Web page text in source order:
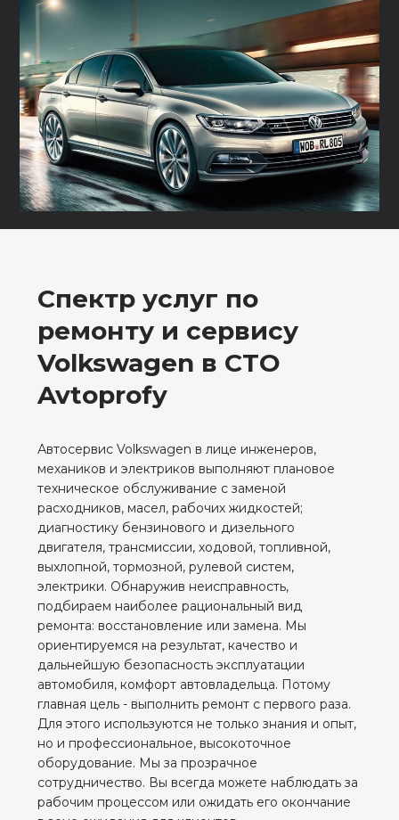
Спектр услуг по
ремонту и сервису
Volkswagen в СТО
Avtoprofy
Автосервис Volkswagen в лице инженеров,
механиков и электриков выполняют плановое
техническое обслуживание с заменой
расходников, масел, рабочих жидкостей;
диагностику бензинового и дизельного
двигателя, трансмиссии, ходовой, топливной,
выхлопной, тормозной, рулевой систем,
электрики. Обнаружив неисправность,
подбираем наиболее рациональный вид
ремонта: восстановление или замена. Мы
ориентируемся на результат, качество и
дальнейшую безопасность эксплуатации
автомобиля, комфорт автовладельца. Потому
главная цель - выполнить ремонт с первого раза.
Для этого используются не только знания и опыт,
но и профессиональное, высокоточное
оборудование. Мы за прозрачное
сотрудничество. Вы всегда можете наблюдать за
рабочим процессом или ожидать его окончание